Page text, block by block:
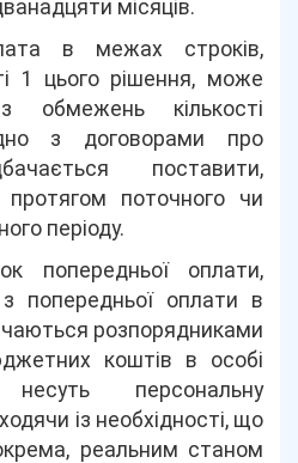
місяців.
в межах строків,
1 цього рішення, може
обмежень кількості
з договорами про
поставити,
поточного чи
періоду.
попередньої оплати,
з попередньої оплати в
розпорядниками
коштів в особі
персональну
із необхідності, що
реальним станом